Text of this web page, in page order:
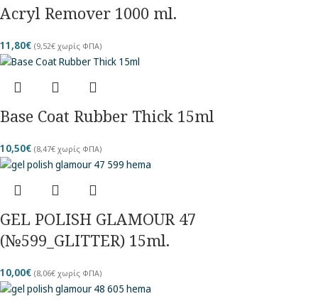
Acryl Remover 1000 ml.
11,80€ (9,52€ χωρίς ΦΠΑ)
Base Coat Rubber Thick 15ml
10,50€ (8,47€ χωρίς ΦΠΑ)
GEL POLISH GLAMOUR 47
(№599_GLITTER) 15ml.
10,00€ (8,06€ χωρίς ΦΠΑ)